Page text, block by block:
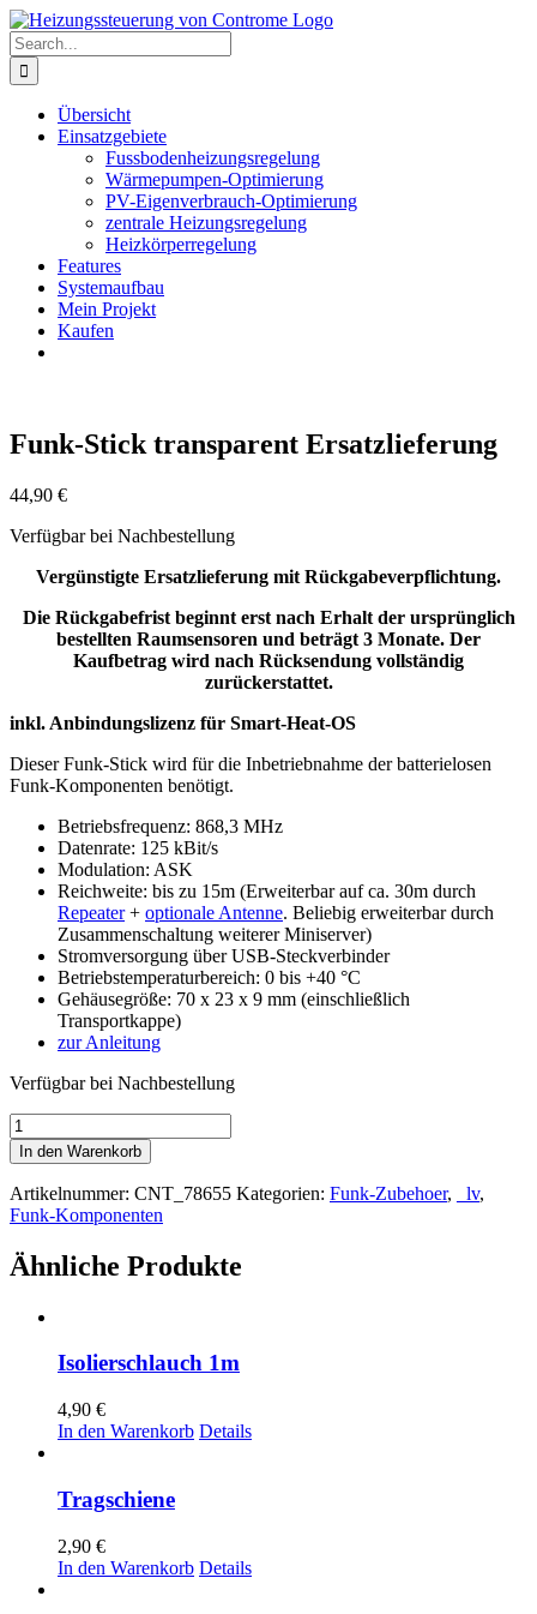
Skip
to
content
Search
for:
Übersicht
Einsatzgebiete
Fussbodenheizungsregelung
Wärmepumpen-Optimierung
PV-Eigenverbrauch-Optimierung
zentrale Heizungsregelung
Heizkörperregelung
Features
Systemaufbau
Mein Projekt
Kaufen
Funk-Stick transparent Ersatzlieferung
44,90 €
Verfügbar bei Nachbestellung
Vergünstigte Ersatzlieferung mit Rückgabeverpflichtung.
Die Rückgabefrist beginnt erst nach Erhalt der ursprünglich
bestellten Raumsensoren und beträgt 3 Monate. Der
Kaufbetrag wird nach Rücksendung vollständig
zurückerstattet.
inkl. Anbindungslizenz für Smart-Heat-OS
Dieser Funk-Stick wird für die Inbetriebnahme der batterielosen
Funk-Komponenten benötigt.
Betriebsfrequenz: 868,3 MHz
Datenrate: 125 kBit/s
Modulation: ASK
Reichweite: bis zu 15m (Erweiterbar auf ca. 30m durch
Repeater+ optionale Antenne. Beliebig erweiterbar durch
Zusammenschaltung weiterer Miniserver)
Stromversorgung über USB-Steckverbinder
Betriebstemperaturbereich: 0 bis +40 °C
Gehäusegröße: 70 x 23 x 9 mm (einschließlich
Transportkappe)
zur Anleitung
Verfügbar bei Nachbestellung
Funk-
Stick
transparent
Ersatzlieferung
Menge
In den Warenkorb
Artikelnummer: CNT_78655 Kategorien: Funk-Zubehoer, _lv,
Funk-Komponenten
Ähnliche Produkte
Isolierschlauch 1m
4,90 €
In den Warenkorb Details
Tragschiene
2,90 €
In den Warenkorb Details